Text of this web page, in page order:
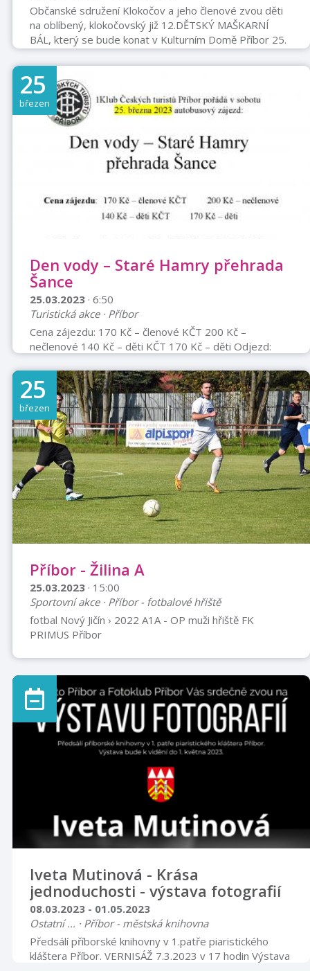
Občanské sdružení Klokočov a jeho členové zvou děti
na oblíbený, klokočovský již 12.DĚTSKÝ MAŠKARNÍ
BÁL, který se bude konat v Kulturním Domě Příbor 25.
3. 2023 od 14:00 hod. do cca 18:00 hod. Celý den Vás
bude doprovázet klaun HOPík a jeho tým. Menší děti
vyžadující dohled - jen v doprovodu rodičů nebo
dospělých rodinných příslušníků. Nechte prožít své děti
pěkné a zábavné odpoledne, plné her, tance,
překvapení a smíchu. Věhlasné a oblíbené vypouštění
balónků, o ...
25
březen
Den vody – Staré Hamry přehrada
Šance
25.03.2023 · 6:50
Turistická akce · Příbor
Cena zájezdu: 170 Kč – členové KČT 200 Kč –
nečlenové 140 Kč – děti KČT 170 Kč – děti Odjezd:
6.50, Příbor „Sokolovna“ 7.00 Návrat: Příbor
„Sokolovna“ do 18:00 hod. Program: Exkurze přehradní
hráze Šance, volno k procházce po Starých Hamrech,
trasa Staré hamry přes Javořinu do Bílé nebo
procházka po Bílé. Přihlášky a platba: nejpozději do 10.
3. 2023 Vladimír Bilský Email:1.kctpribor@email.cz Tel.:
...
25
březen
Příbor - Žilina A
25.03.2023 · 15:00
Sportovní akce · Příbor - fotbalové hřiště
fotbal Nový Jičín › 2022 A1A - OP muži hřiště FK
PRIMUS Příbor
Iveta Mutinová - Krása
jednoduchosti - výstava fotografií
08.03.2023 - 01.05.2023
Ostatní ... · Příbor - městská knihovna
Předsálí příborské knihovny v 1.patře piaristického
kláštera Příbor. VERNISÁŽ 7.3.2023 v 17 hodin Výstava